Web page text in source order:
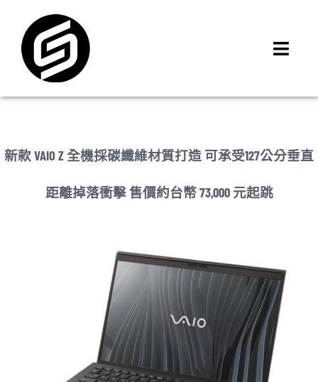
content
線上商城
新款 VAIO Z 全機採碳纖維材質打造 可承受127公分垂直
距離掉落衝擊 售價約台幣 73,000 元起跳